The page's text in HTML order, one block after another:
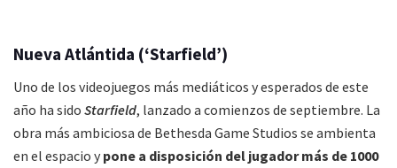
Nueva Atlántida (‘Starfield’)
Uno de los videojuegos más mediáticos y esperados de este
año ha sido Starfield, lanzado a comienzos de septiembre. La
obra más ambiciosa de Bethesda Game Studios se ambienta
en el espacio y pone a disposición del jugador más de 1000